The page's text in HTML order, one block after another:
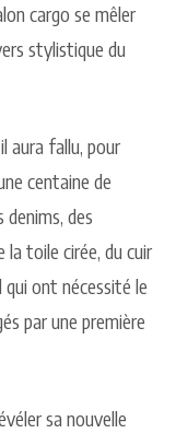
cargo se mêler
stylistique du
aura fallu, pour
centaine de
des
la toile cirée, du cuir
qui ont nécessité le
par une première
sa nouvelle